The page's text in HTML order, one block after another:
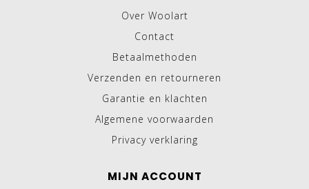
Over Woolart
Contact
Betaalmethoden
Verzenden en retourneren
Garantie en klachten
Algemene voorwaarden
Privacy verklaring
MIJN ACCOUNT